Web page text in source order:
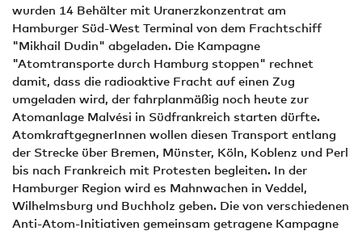
wurden 14 Behälter mit Uranerzkonzentrat am
Hamburger Süd-West Terminal von dem Frachtschiff
"Mikhail Dudin" abgeladen. Die Kampagne
"Atomtransporte durch Hamburg stoppen" rechnet
damit, dass die radioaktive Fracht auf einen Zug
umgeladen wird, der fahrplanmäßig noch heute zur
Atomanlage Malvési in Südfrankreich starten dürfte.
AtomkraftgegnerInnen wollen diesen Transport entlang
der Strecke über Bremen, Münster, Köln, Koblenz und Perl
bis nach Frankreich mit Protesten begleiten. In der
Hamburger Region wird es Mahnwachen in Veddel,
Wilhelmsburg und Buchholz geben. Die von verschiedenen
Anti-Atom-Initiativen gemeinsam getragene Kampagne